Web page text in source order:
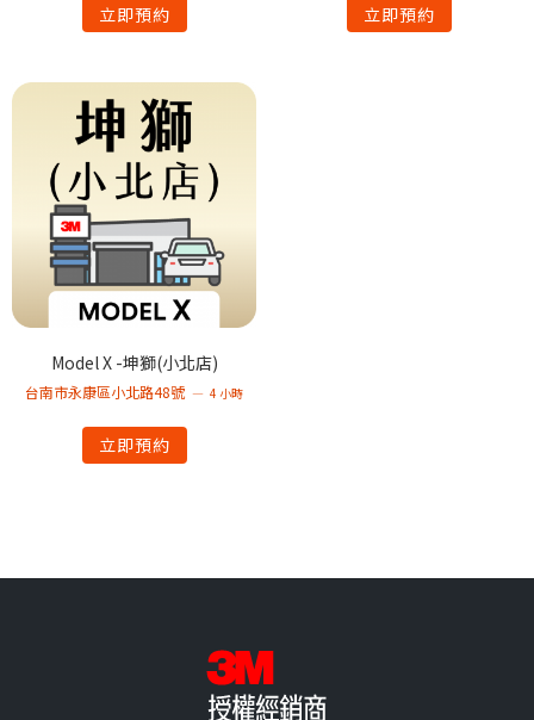
立即預約 立即預約
Model X -坤獅(小北店)
台南市永康區小北路48號 4 小時
立即預約